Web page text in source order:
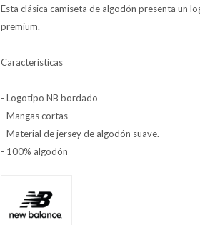
Esta clásica camiseta de algodón presenta un
premium.
Características
- Logotipo NB bordado
- Mangas cortas
- Material de jersey de algodón suave.
- 100% algodón